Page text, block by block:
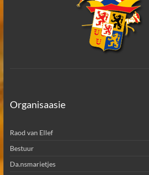
Organisaasie
Raod van Ellef
Bestuur
Da.nsmarietjes